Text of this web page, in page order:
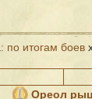
: по итогам боев
Ореол